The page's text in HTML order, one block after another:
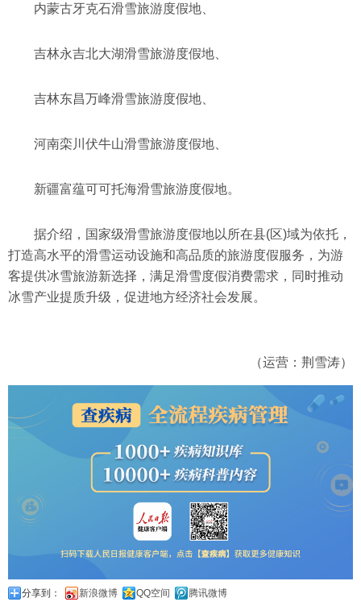
内蒙古牙克石滑雪旅游度假地、
吉林永吉北大湖滑雪旅游度假地、
吉林东昌万峰滑雪旅游度假地、
河南栾川伏牛山滑雪旅游度假地、
新疆富蕴可可托海滑雪旅游度假地。
据介绍，国家级滑雪旅游度假地以所在县(区)域为依托，
打造高水平的滑雪运动设施和高品质的旅游度假服务，为游
客提供冰雪旅游新选择，满足滑雪度假消费需求，同时推动
冰雪产业提质升级，促进地方经济社会发展。
（运营：荆雪涛）
分享到： 新浪微博 QQ空间 腾讯微博